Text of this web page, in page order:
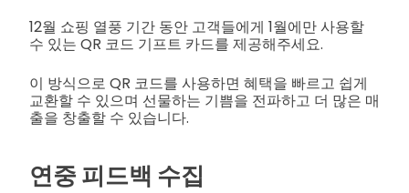
12월 쇼핑 열풍 기간 동안 고객들에게 1월에만 사용할
수 있는 QR 코드 기프트 카드를 제공해주세요.
이 방식으로 QR 코드를 사용하면 혜택을 빠르고 쉽게
교환할 수 있으며 선물하는 기쁨을 전파하고 더 많은 매
출을 창출할 수 있습니다.
연중 피드백 수집